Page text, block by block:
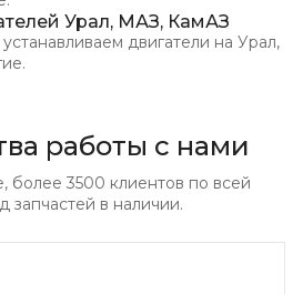
Урал, МАЗ, КамАЗ
двигатели на Урал,
работы с нами
более 3500 клиентов по всей
запчастей в наличии.